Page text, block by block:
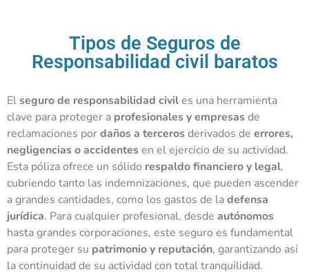
Tipos de Seguros de
Responsabilidad civil baratos
Elseguro de responsabilidad civiles una herramienta
clave para proteger a profesionales y empresasde
reclamaciones pordaños a tercerosderivados de errores,
negligencias o accidentesen el ejercicio de su actividad.
Esta póliza ofrece un sólido respaldo financiero y legal,
cubriendo tanto las indemnizaciones, que pueden ascender
a grandes cantidades, como los gastos de ladefensa
jurídica. Para cualquier profesional, desde autónomos
hasta grandes corporaciones, este seguro es fundamental
para proteger su patrimonio y reputación, garantizando así
la continuidad de su actividad con total tranquilidad.